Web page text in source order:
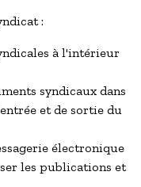
:
à l'intérieur
syndicaux dans
et de sortie du
électronique
les publications et